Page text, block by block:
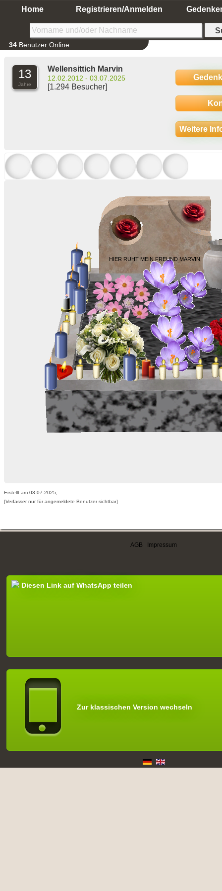
Home Registrieren/Anmelden
34 Benutzer Online
13
Jahre
Wellensittich Marvin
12.02.2012 - 03.07.2025
[1.294 Besucher]
Weitere
HIER RUHT MEIN FREUND MARVIN.
Erstellt am 03.07.2025,
[Verfasser nur für angemeldete Benutzer sichtbar]
AGB Impressum
Diesen Link auf WhatsApp teilen
Zur klassischen Version wechseln